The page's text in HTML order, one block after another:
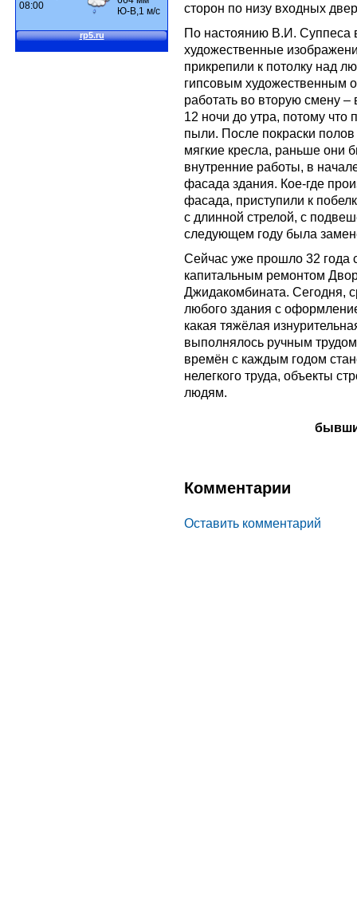
сторон по низу входных
По настоянию В.И. Суппеса
художественные
прикрепили к потолку над
гипсовым художественным
работать во вторую смену
12 ночи до утра, потому
пыли. После покраски
мягкие кресла, раньше они
внутренние работы, в
фасада здания. Кое-где
фасада, приступили к
с длинной стрелой, с
следующем году была
Сейчас уже прошло 32 года
капитальным ремонтом
Джидакомбината. Сегодня,
любого здания с
какая тяжёлая
выполнялось ручным
времён с каждым годом
нелегкого труда, объекты
людям.
Комментарии
Оставить комментарий